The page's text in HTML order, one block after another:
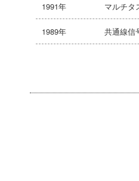
1991年 マルチタ
1989年 共通線信